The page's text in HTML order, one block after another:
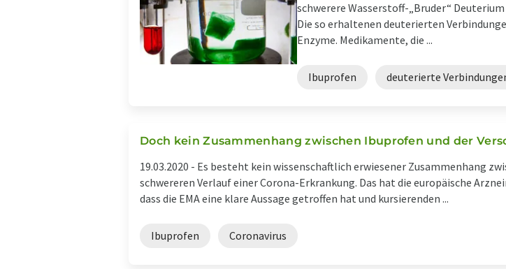
schwerere Wasserstoff-„Bruder“
Die so erhaltenen deuterierten
Enzyme. Medikamente, die ...
Ibuprofen deuterierte
Doch kein Zusammenhang zwischen Ibuprofen und der
19.03.2020 - Es besteht kein wissenschaftlich erwiesener Zusammenhang
schwereren Verlauf einer Corona-Erkrankung. Das hat die europäische
dass die EMA eine klare Aussage getroffen hat und kursierenden ...
Ibuprofen Coronavirus